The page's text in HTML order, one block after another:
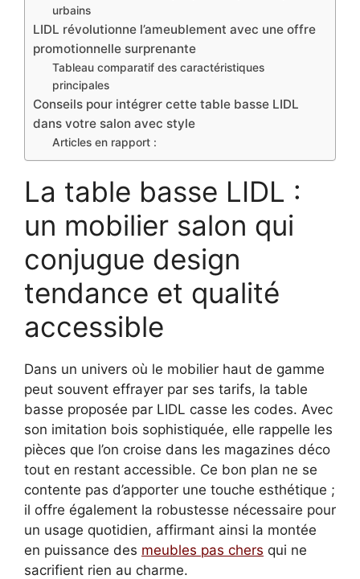
urbains
LIDL révolutionne l’ameublement avec une offre
promotionnelle surprenante
Tableau comparatif des caractéristiques
principales
Conseils pour intégrer cette table basse LIDL
dans votre salon avec style
Articles en rapport :
La table basse LIDL :
un mobilier salon qui
conjugue design
tendance et qualité
accessible
Dans un univers où le mobilier haut de gamme
peut souvent effrayer par ses tarifs, la table
basse proposée par LIDL casse les codes. Avec
son imitation bois sophistiquée, elle rappelle les
pièces que l’on croise dans les magazines déco
tout en restant accessible. Ce bon plan ne se
contente pas d’apporter une touche esthétique ;
il offre également la robustesse nécessaire pour
un usage quotidien, affirmant ainsi la montée
en puissance des meubles pas chers qui ne
sacrifient rien au charme.